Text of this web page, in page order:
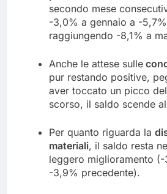
secondo mese
-3,0% a gennaio a -
raggiungendo -8,1% a
Anche le attese sulle
pur restando positive,
aver toccato un picco
scorso, il saldo scende
Per quanto riguarda la
materiali, il saldo resta
leggero miglioramento
-3,9% precedente).